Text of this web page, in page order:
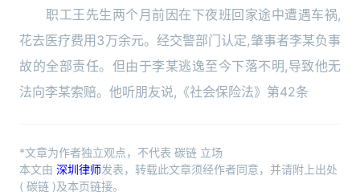
职工王先生两个月前因在下夜班回家途中遭遇车祸,
花去医疗费用3万余元。经交警部门认定,肇事者李某负事
故的全部责任。但由于李某逃逸至今下落不明,导致他无
法向李某索赔。他听朋友说,《社会保险法》第42条
*文章为作者独立观点，不代表 碳链 立场
本文由 深圳律师发表，转载此文章须经作者同意，并请附上出处
( 碳链 )及本页链接。